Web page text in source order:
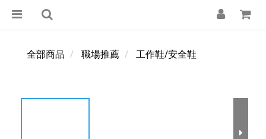
全部商品 職場推薦 工作鞋/安全鞋